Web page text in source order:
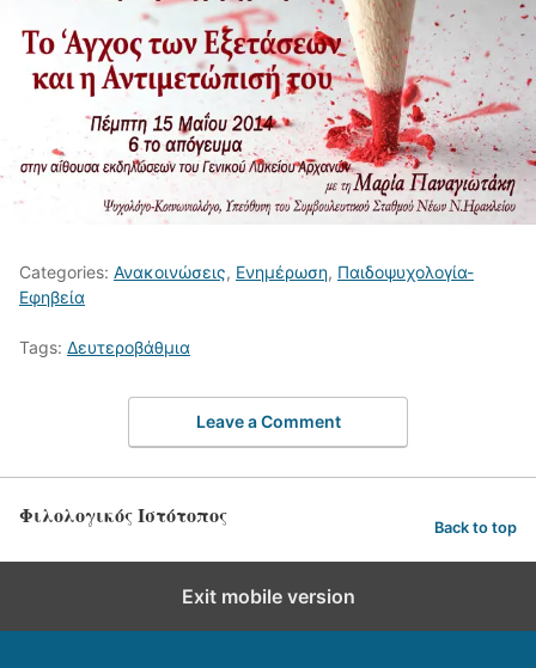
Categories: Ανακοινώσεις, Ενημέρωση, Παιδοψυχολογία-
Εφηβεία
Tags: Δευτεροβάθμια
Leave a Comment
Φιλολογικός Ιστότοπος Back to top
Exit mobile version